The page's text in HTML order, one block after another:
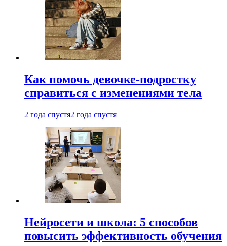
Как помочь девочке-подростку
справиться с изменениями тела
2 года спустя2 года спустя
Нейросети и школа: 5 способов
повысить эффективность обучения